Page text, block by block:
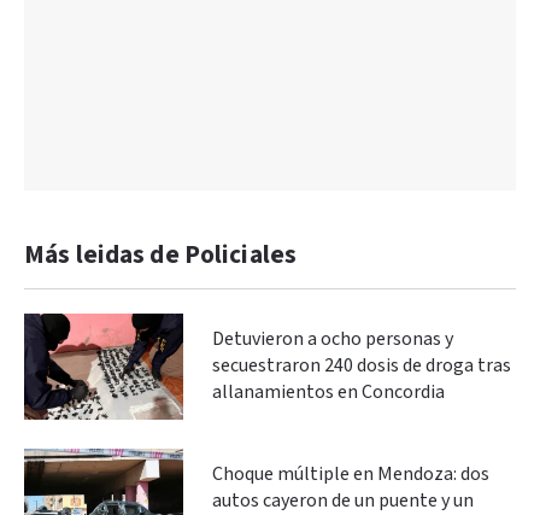
Más leidas de Policiales
Detuvieron a ocho personas y
secuestraron 240 dosis de droga tras
allanamientos en Concordia
Choque múltiple en Mendoza: dos
autos cayeron de un puente y un